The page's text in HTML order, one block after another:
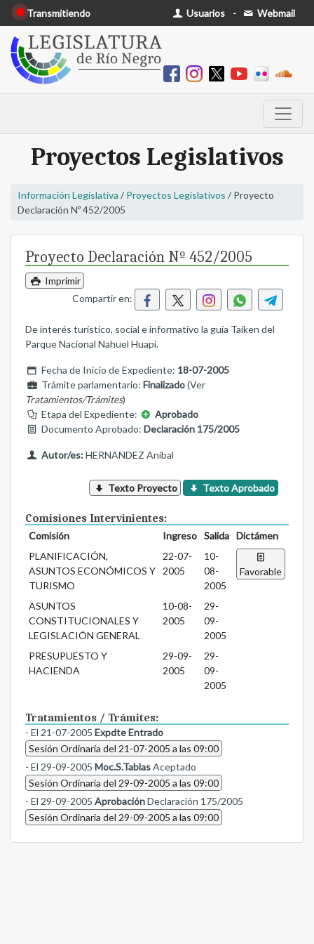
Transmitiendo Usuarios - Webmail
Proyectos Legislativos
Información Legislativa / Proyectos Legislativos / Proyecto
Declaración Nº 452/2005
Proyecto Declaración Nº 452/2005
Imprimir
Compartir en:
De interés turístico, social e informativo la guía Taiken del
Parque Nacional Nahuel Huapi.
Fecha de Inicio de Expediente: 18-07-2005
Trámite parlamentario: Finalizado(Ver
Tratamientos/Trámites)
Etapa del Expediente:
Aprobado
Documento Aprobado: Declaración 175/2005
Autor/es:HERNANDEZ Aníbal
Texto Proyecto Texto Aprobado
Comisiones Intervinientes:
Comisión Ingreso Salida
Dictámen
PLANIFICACIÓN,
ASUNTOS ECONÓMICOS Y
TURISMO
22-07-
2005
10-
08-
2005
Favorable
ASUNTOS
CONSTITUCIONALES Y
LEGISLACIÓN GENERAL
10-08-
2005
29-
09-
2005
PRESUPUESTO Y
HACIENDA
29-09-
2005
29-
09-
2005
Tratamientos / Trámites:
- El 21-07-2005 Expdte Entrado
Sesión Ordinaria del 21-07-2005 a las 09:00
- El 29-09-2005 Moc.S.TablasAceptado
Sesión Ordinaria del 29-09-2005 a las 09:00
- El 29-09-2005 AprobaciónDeclaración 175/2005
Sesión Ordinaria del 29-09-2005 a las 09:00